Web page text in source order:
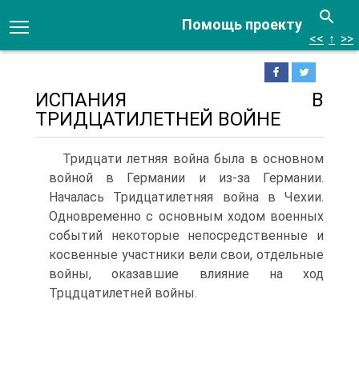
Помощь проекту
<< ↑ >>
ИСПАНИЯ В
ТРИДЦАТИЛЕТНЕЙ ВОЙНЕ
Тридцати летняя война была в основном
войной в Германии и из-за Германии.
Началась Тридцати­летняя война в Чехии.
Одновременно с основным ходом военных
событий некоторые непосредственные и
косвенные участники вели свои, отдельные
войны, оказавшие влияние на ход
Трцдцатилетней войны.